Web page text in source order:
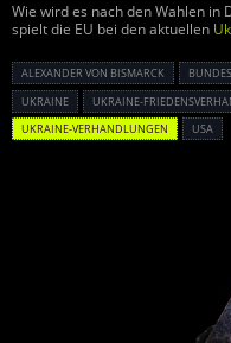
Wie wird es nach den Wahlen in
spielt die EU bei den aktuellen
ALEXANDER VON BISMARCK
UKRAINE
UKRAINE-
UKRAINE-VERHANDLUNGEN
USA